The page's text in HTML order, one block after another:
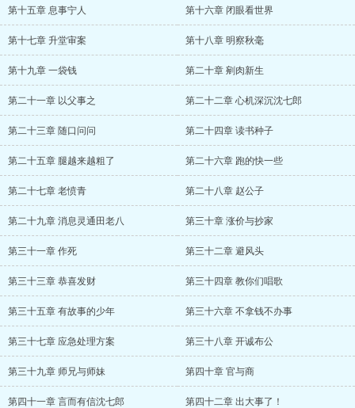
第十五章 息事宁人 第十六章 闭眼看世界
第十七章 升堂审案 第十八章 明察秋毫
第十九章 一袋钱 第二十章 剜肉新生
第二十一章 以父事之 第二十二章 心机深沉沈七郎
第二十三章 随口问问 第二十四章 读书种子
第二十五章 腿越来越粗了 第二十六章 跑的快一些
第二十七章 老愤青 第二十八章 赵公子
第二十九章 消息灵通田老八 第三十章 涨价与抄家
第三十一章 作死 第三十二章 避风头
第三十三章 恭喜发财 第三十四章 教你们唱歌
第三十五章 有故事的少年 第三十六章 不拿钱不办事
第三十七章 应急处理方案 第三十八章 开诚布公
第三十九章 师兄与师妹 第四十章 官与商
第四十一章 言而有信沈七郎 第四十二章 出大事了！